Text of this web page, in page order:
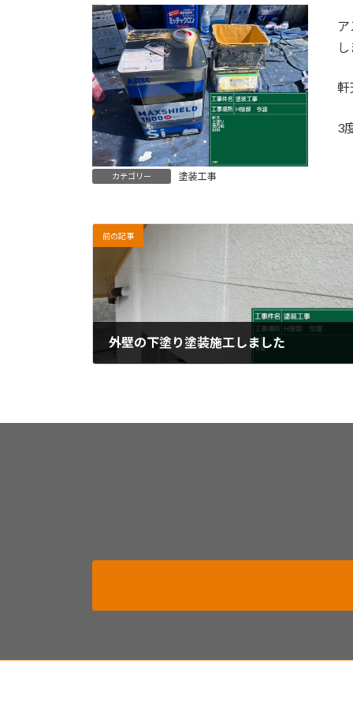
軒
3
カテゴリー 塗装工事
前の記事
外壁の下塗り塗装施工しました